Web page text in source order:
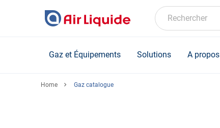
Rechercher
Gaz et Équipements Solutions A propos
Home Gaz catalogue